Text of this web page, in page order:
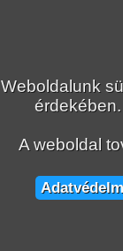
Weboldalunk
A weboldal